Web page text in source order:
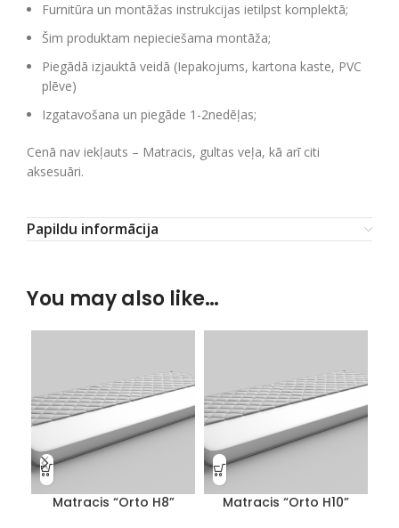
Furnitūra un montāžas instrukcijas ietilpst komplektā;
Šim produktam nepieciešama montāža;
Piegādā izjauktā veidā (Iepakojums, kartona kaste, PVC
plēve)
Izgatavošana un piegāde 1-2nedēļas;
Cenā nav iekļauts – Matracis, gultas veļa, kā arī citi
aksesuāri.
Papildu informācija
You may also like…
Matracis “Orto H8” Matracis “Orto H10”